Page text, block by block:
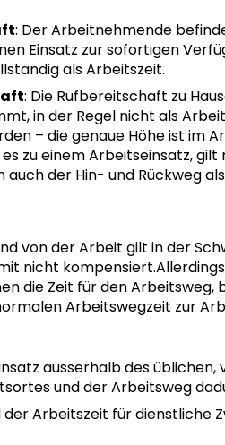
: Der Arbeitnehmende
Einsatz zur sofortigen
als Arbeitszeit.
: Die Rufbereitschaft zu
in der Regel nicht als
– die genaue Höhe ist im
zu einem Arbeitseinsatz, gilt
auch der Hin- und Rückweg
von der Arbeit gilt in der
nicht
die Zeit für den Arbeitsweg,
Arbeitswegzeit zur
ausserhalb des
und der Arbeitsweg
der Arbeitszeit für dienstliche